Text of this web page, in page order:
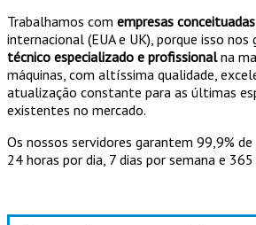
Trabalhamos com empresas conceituadas
internacional (EUA e UK), porque isso nos
técnico especializado e profissionalna
máquinas, com altíssima qualidade,
atualização constante para as últimas
existentes no mercado.
Os nossos servidores garantem 99,9% de
24 horas por dia, 7 dias por semana e